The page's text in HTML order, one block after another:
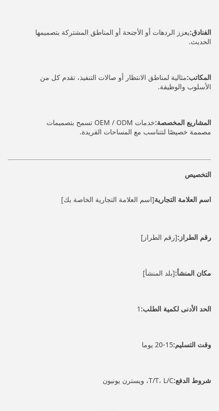
الفنادق:يعزز الردهات أو الأجنحة أو المناطق المشتركة بتصميمها
الحديث.
المكاتب:مثالية لمناطق الانتظار أو صالات التنفيذ، تقدم كل من
الأسلوب والوظيفة.
المشاريع المخصصة:
خدمات OEM / ODM تسمح بتصميمات
مصممة خصيصًا لتتناسب مع المساحات الفريدة.
التخصيص
اسم العلامة التجارية[اسم العلامة التجارية الخاصة بك]
رقم الطراز:[رقم الطراز]
مكان المنشأ:[بلد المنشأ]
الحد الأدنى لكمية الطلب: 1
وقت التسليم:15-20 يوما
شروط الدفع:T/T، L/C، ويسترن يونيون